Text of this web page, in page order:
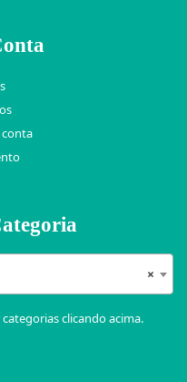
conta
×
clicando acima.